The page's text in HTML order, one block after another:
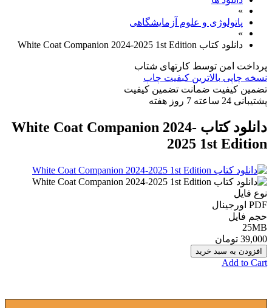
»
پاتولوژی و علوم آزمایشگاهی
»
دانلود کتاب White Coat Companion 2024-2025 1st Edition
پرداخت امن توسط کارتهای شتاب
نسخه چاپی بالاترین کبفیت چاپ
تضمین کیفیت ضمانت تضمین کیفیت
پشتیبانی 24 ساعته 7 روز هفته
دانلود کتاب White Coat Companion 2024-
2025 1st Edition
نوع فایل
PDF اورجينال
حجم فایل
25MB
39,000 تومان
افزودن به سبد خرید
Add to Cart